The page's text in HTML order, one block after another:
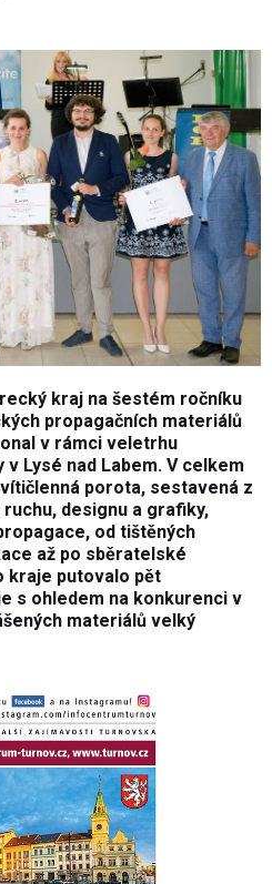
kraj na šestém ročníku
propagačních materiálů
v rámci veletrhu
Lysé nad Labem. V celkem
porota, sestavená z
designu a grafiky,
od tištěných
až po sběratelské
kraje putovalo pět
s ohledem na konkurenci v
materiálů velký